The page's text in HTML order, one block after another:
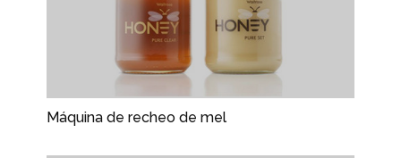
Máquina de recheo de mel